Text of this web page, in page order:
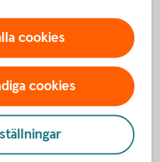
svar
cookies
cookies